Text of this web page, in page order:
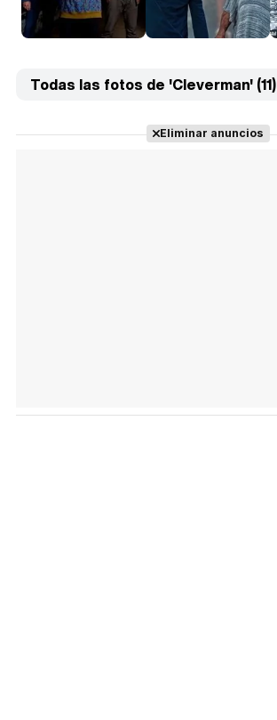
Todas las fotos de 'Cleverman' (11)
Eliminar anuncios